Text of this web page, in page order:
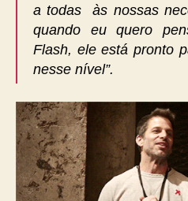
a todas às nossas
quando eu quero
Flash, ele está pronto
nesse nível”.